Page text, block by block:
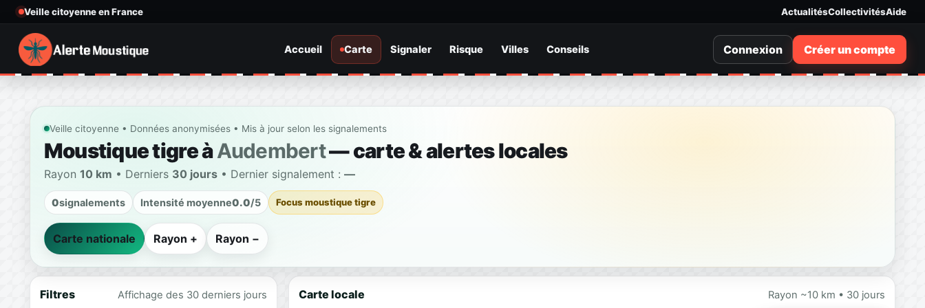
Veille citoyenne en France ActualitésCollectivitésAide
Accueil Carte Signaler Risque Villes Conseils Connexion Créer un compte
Veille citoyenne • Données anonymisées • Mis à jour selon les signalements
Moustique tigre àAudembert— carte & alertes locales
Rayon 10 km • Derniers 30 jours• Dernier signalement : —
0signalements Intensité moyenne0.0/5 Focus moustique tigre
Carte nationale Rayon + Rayon −
Filtres Affichage des 30 derniers jours Carte locale Rayon ~10 km • 30 jours